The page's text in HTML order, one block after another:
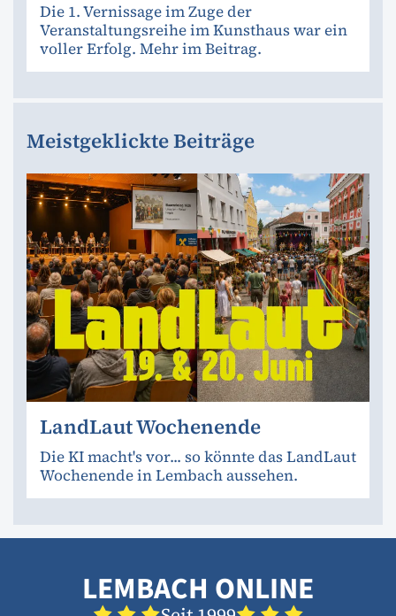
Die 1. Vernissage im Zuge der
Veranstaltungsreihe im Kunsthaus war ein
voller Erfolg. Mehr im Beitrag.
Meistgeklickte Beiträge
LandLaut Wochenende
Die KI macht's vor... so könnte das LandLaut
Wochenende in Lembach aussehen.
LEMBACH ONLINE